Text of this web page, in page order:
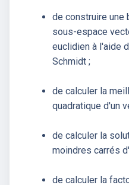
de construire une
sous-espace
euclidien à l'aide
Schmidt ;
de calculer la
quadratique d'un
de calculer la
moindres carrés
de calculer la